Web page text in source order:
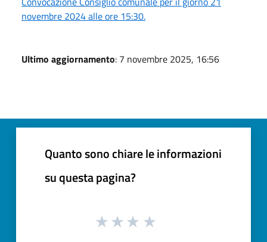
novembre 2024 alle ore 15:30.
Ultimo aggiornamento: 7 novembre 2025, 16:56
Quanto sono chiare le informazioni
su questa pagina?